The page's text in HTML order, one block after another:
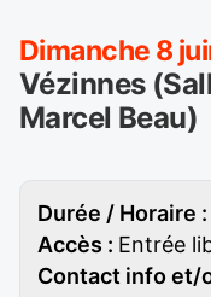
Dimanche 8
Vézinnes
Marcel Beau)
Durée / Horaire :
Accès : Entrée
Contact info et/